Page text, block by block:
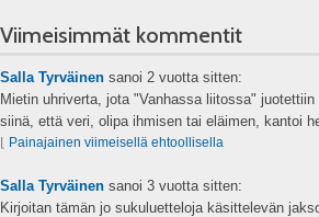
Viimeisimmät kommentit
Salla Tyrväinen sanoi 2 vuotta sitten:
Mietin uhriverta, jota "Vanhassa liitossa"
siinä, että veri, olipa ihmisen tai eläimen, kantoi
⌊ Painajainen viimeisellä ehtoollisella
Salla Tyrväinen sanoi 3 vuotta sitten:
Kirjoitan tämän jo sukuluetteloja käsittelevän